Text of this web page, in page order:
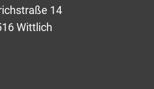
14
Wittlich